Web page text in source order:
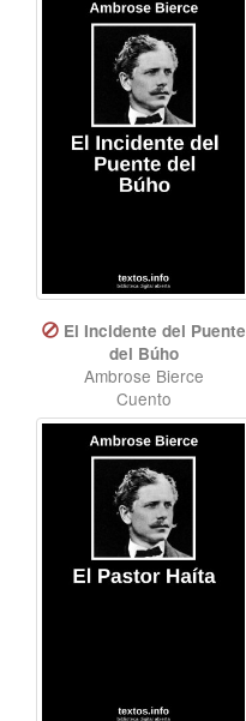
El Incidente del Puente
del Búho
Ambrose Bierce
Cuento